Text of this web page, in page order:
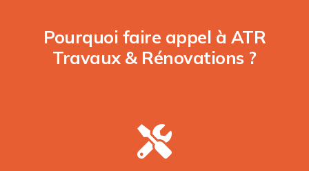
Pourquoi faire appel à ATR
Travaux & Rénovations ?